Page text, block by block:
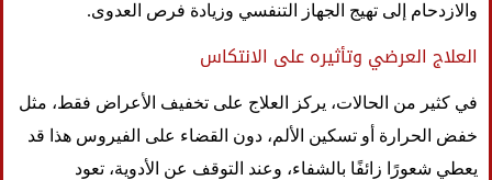
والازدحام إلى تهيج الجهاز التنفسي وزيادة فرص العدوى.
العلاج العرضي وتأثيره على الانتكاس
في كثير من الحالات، يركز العلاج على تخفيف الأعراض فقط، مثل
خفض الحرارة أو تسكين الألم، دون القضاء على الفيروس هذا قد
يعطي شعورًا زائفًا بالشفاء، وعند التوقف عن الأدوية، تعود